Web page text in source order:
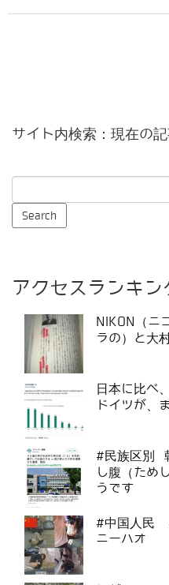
サイト内検索：現在
アクセスランキ
NIKON（ニ
ラの）と大
日本に比べ
ドイツが、
#民族区別
し腹（ため
うです
#中国人民
ニーハオ